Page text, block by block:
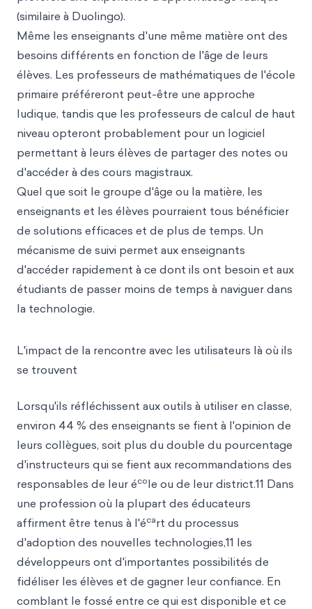
(similaire à Duolingo).
Même les enseignants d'une même matière ont des
besoins différents en fonction de l'âge de leurs
élèves. Les professeurs de mathématiques de l'école
primaire préféreront peut-être une approche
ludique, tandis que les professeurs de calcul de haut
niveau opteront probablement pour un logiciel
permettant à leurs élèves de partager des notes ou
d'accéder à des cours magistraux.
Quel que soit le groupe d'âge ou la matière, les
enseignants et les élèves pourraient tous bénéficier
de solutions efficaces et de plus de temps. Un
mécanisme de suivi permet aux enseignants
d'accéder rapidement à ce dont ils ont besoin et aux
étudiants de passer moins de temps à naviguer dans
la technologie.
L'impact de la rencontre avec les utilisateurs là où ils
se trouvent
Lorsqu'ils réfléchissent aux outils à utiliser en classe,
environ 44 % des enseignants se fient à l'opinion de
leurs collègues, soit plus du double du pourcentage
d'instructeurs qui se fient aux recommandations des
responsables de leur école ou de leur district.11 Dans
une profession où la plupart des éducateurs
affirment être tenus à l'écart du processus
d'adoption des nouvelles technologies,11 les
développeurs ont d'importantes possibilités de
fidéliser les élèves et de gagner leur confiance. En
comblant le fossé entre ce qui est disponible et ce